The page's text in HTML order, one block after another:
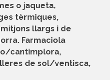
o jaqueta,
tèrmiques,
llargs i de
Farmaciola
cantimplora,
de sol/ventisca,